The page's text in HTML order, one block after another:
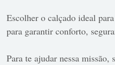
Escolher o calçado ideal
para garantir conforto,
Para te ajudar nessa